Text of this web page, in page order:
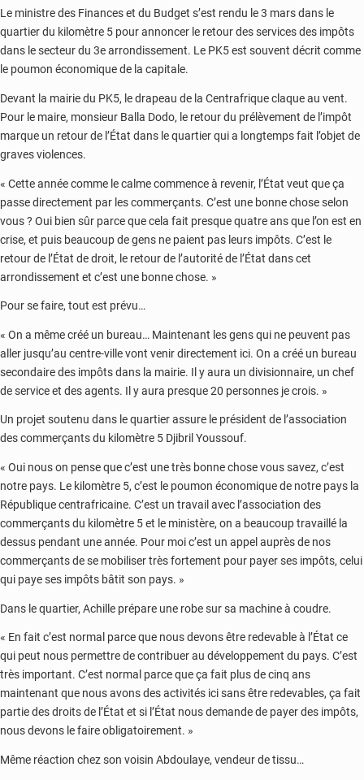
Le ministre des Finances et du Budget s’est rendu le 3 mars dans le
quartier du kilomètre 5 pour annoncer le retour des services des impôts
dans le secteur du 3e arrondissement. Le PK5 est souvent décrit comme
le poumon économique de la capitale.
Devant la mairie du PK5, le drapeau de la Centrafrique claque au vent.
Pour le maire, monsieur Balla Dodo, le retour du prélèvement de l’impôt
marque un retour de l’État dans le quartier qui a longtemps fait l’objet de
graves violences.
« Cette année comme le calme commence à revenir, l’État veut que ça
passe directement par les commerçants. C’est une bonne chose selon
vous ? Oui bien sûr parce que cela fait presque quatre ans que l’on est en
crise, et puis beaucoup de gens ne paient pas leurs impôts. C’est le
retour de l’État de droit, le retour de l’autorité de l’État dans cet
arrondissement et c’est une bonne chose. »
Pour se faire, tout est prévu…
« On a même créé un bureau… Maintenant les gens qui ne peuvent pas
aller jusqu’au centre-ville vont venir directement ici. On a créé un bureau
secondaire des impôts dans la mairie. Il y aura un divisionnaire, un chef
de service et des agents. Il y aura presque 20 personnes je crois. »
Un projet soutenu dans le quartier assure le président de l’association
des commerçants du kilomètre 5 Djibril Youssouf.
« Oui nous on pense que c’est une très bonne chose vous savez, c’est
notre pays. Le kilomètre 5, c’est le poumon économique de notre pays la
République centrafricaine. C’est un travail avec l’association des
commerçants du kilomètre 5 et le ministère, on a beaucoup travaillé la
dessus pendant une année. Pour moi c’est un appel auprès de nos
commerçants de se mobiliser très fortement pour payer ses impôts, celui
qui paye ses impôts bâtit son pays. »
Dans le quartier, Achille prépare une robe sur sa machine à coudre.
« En fait c’est normal parce que nous devons être redevable à l’État ce
qui peut nous permettre de contribuer au développement du pays. C’est
très important. C’est normal parce que ça fait plus de cinq ans
maintenant que nous avons des activités ici sans être redevables, ça fait
partie des droits de l’État et si l’État nous demande de payer des impôts,
nous devons le faire obligatoirement. »
Même réaction chez son voisin Abdoulaye, vendeur de tissu…